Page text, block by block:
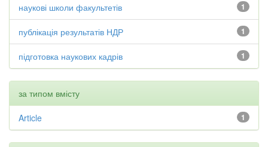
1
наукові школи факультетів
1
публікація результатів НДР
1
підготовка наукових кадрів
за типом вмісту
1
Article